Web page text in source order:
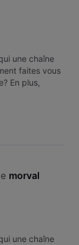
une chaîne
faites vous
En plus,
morval
une chaîne